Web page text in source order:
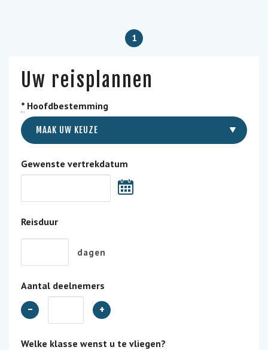
1
Uw reisplannen
* Hoofdbestemming
MAAK UW KEUZE
Gewenste vertrekdatum
Reisduur
dagen
Aantal deelnemers
- +
Welke klasse wenst u te vliegen?